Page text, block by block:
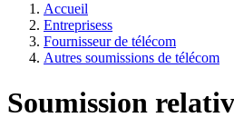
Accueil
Entreprisess
Fournisseur de télécom
Autres soumissions de télécom
Soumission